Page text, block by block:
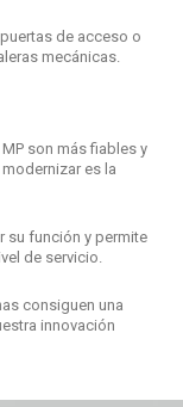
de acceso o
mecánicas.
son más fiables y
es la
su función y permite
de servicio.
consiguen una
innovación